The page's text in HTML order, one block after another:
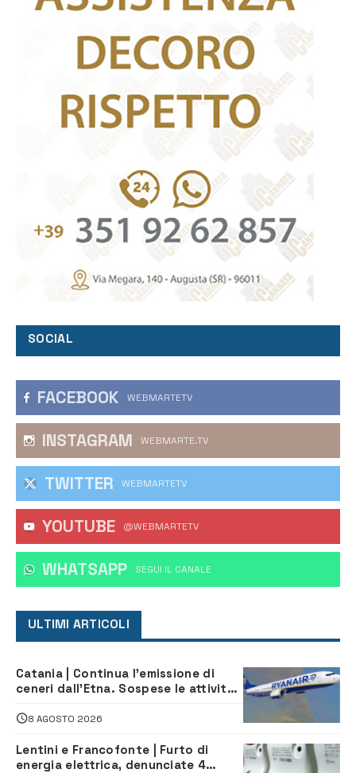
SOCIAL
FACEBOOK WEBMARTETV
INSTAGRAM WEBMARTE.TV
TWITTER WEBMARTETV
YOUTUBE @WEBMARTETV
WHATSAPP ‎SEGUI IL CANALE
ULTIMI ARTICOLI
Catania | Continua l’emissione di
ceneri dall’Etna. Sospese le attività
8 AGOSTO 2026
Lentini e Francofonte | Furto di
energia elettrica, denunciate 4